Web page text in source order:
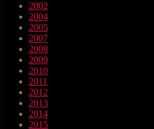
2002
2004
2005
2007
2008
2009
2010
2011
2012
2013
2014
2015